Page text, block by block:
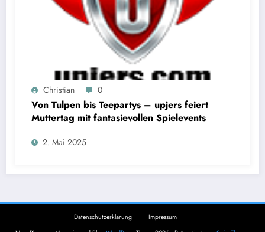
Christian 0
Von Tulpen bis Teepartys – upjers feiert
Muttertag mit fantasievollen Spielevents
2. Mai 2025
Datenschutzerklärung
Impressum